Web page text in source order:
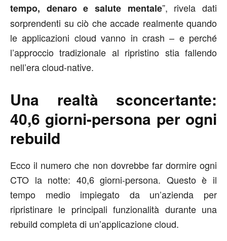
tempo, denaro e salute mentale”, rivela dati
sorprendenti su ciò che accade realmente quando
le applicazioni cloud vanno in crash – e perché
l’approccio tradizionale al ripristino stia fallendo
nell’era cloud-native.
Una realtà sconcertante:
40,6 giorni-persona per ogni
rebuild
Ecco il numero che non dovrebbe far dormire ogni
CTO la notte: 40,6 giorni-persona. Questo è il
tempo medio impiegato da un’azienda per
ripristinare le principali funzionalità durante una
rebuild completa di un’applicazione cloud.